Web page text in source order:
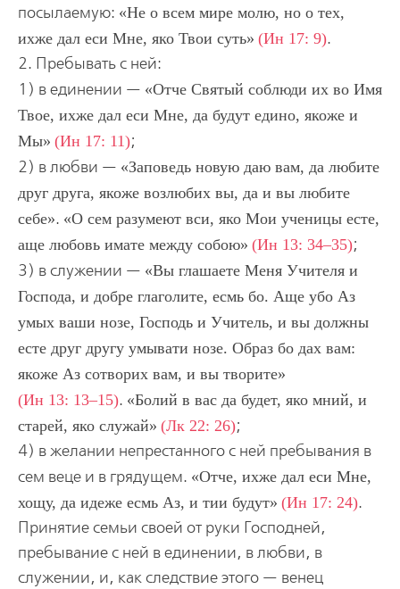
посылаемую:
Не о всем мире молю, но о тех,
ихже дал еси Мне, яко Твои суть
(Ин 17: 9).
2. Пребывать с ней:
1) в единении —
Отче Святый соблюди их во Имя
Твое, ихже дал еси Мне, да будут едино, якоже и
Мы
(Ин 17: 11);
2) в любви —
Заповедь новую даю вам, да любите
друг друга, якоже возлюбих вы, да и вы любите
себе .
О сем разумеют вси, яко Мои ученицы есте,
аще любовь имате между собою
(Ин 13: 34–35);
3) в служении —
Вы глашаете Меня Учителя и
Господа, и добре глаголите, есмь бо. Аще убо Аз
умых ваши нозе, Господь и Учитель, и вы должны
есте друг другу умывати нозе. Образ бо дах вам:
якоже Аз сотворих вам, и вы творите
(Ин 13: 13–15).
Болий в вас да будет, яко мний, и
старей, яко служай
(Лк 22: 26);
4) в желании непрестанного с ней пребывания в
сем веце и в грядущем.
Отче, ихже дал еси Мне,
хощу, да идеже есмь Аз, и тии будут
(Ин 17: 24).
Принятие семьи своей от руки Господней,
пребывание с ней в единении, в любви, в
служении, и, как следствие этого — венец